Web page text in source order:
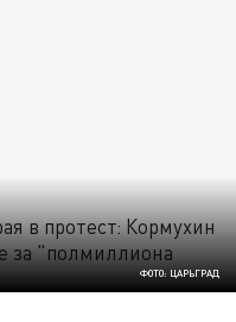
ФОТО: ЦАРЬГРАД